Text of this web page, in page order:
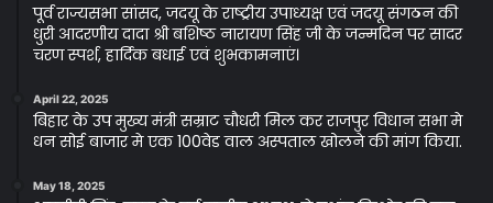
पूर्व राज्यसभा सांसद, जदयू के राष्ट्रीय उपाध्यक्ष एवं जदयू संगठन की
धुरी आदरणीय दादा श्री बशिष्ठ नारायण सिंह जी के जन्मदिन पर सादर
चरण स्पर्श, हार्दिक बधाई एवं शुभकामनाएं।
April 22, 2025
बिहार के उप मुख्य मंत्री सम्राट चौधरी मिल कर राजपुर विधान सभा मे
धन सोई बाजार मे एक 100वेड वाल अस्पताल खोलने की मांग किया.
May 18, 2025